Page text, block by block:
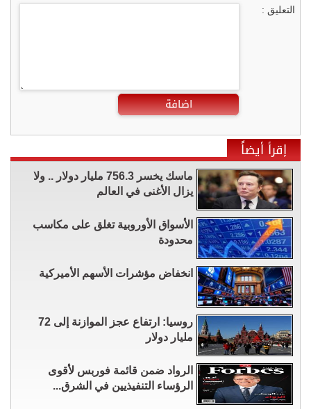
التعليق :
اضافة
إقرأ أيضاً
ماسك يخسر 756.3 مليار دولار .. ولا
يزال الأغنى في العالم
الأسواق الأوروبية تغلق على مكاسب
محدودة
انخفاض مؤشرات الأسهم الأميركية
روسيا: ارتفاع عجز الموازنة إلى 72
مليار دولار
الرواد ضمن قائمة فوربس لأقوى
الرؤساء التنفيذيين في الشرق...